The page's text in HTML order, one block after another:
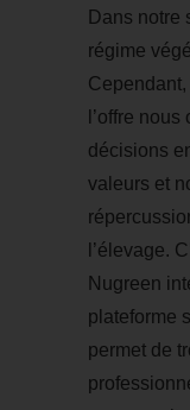
Dans notre
régime
l’offre
décisions
valeurs et
l’élevage.
Nugreen
plateforme
permet de